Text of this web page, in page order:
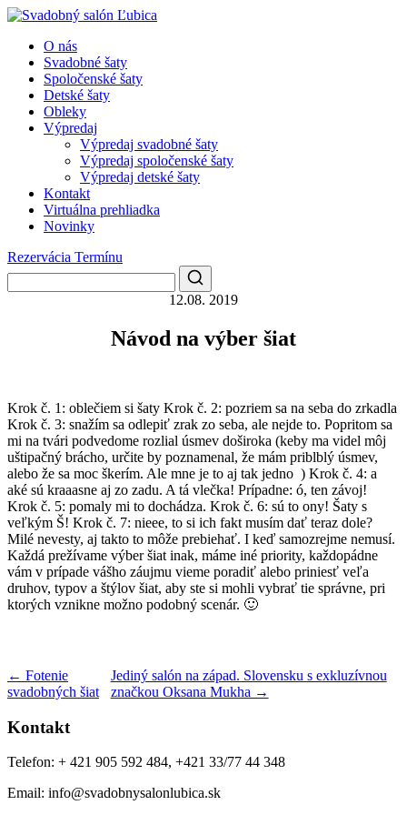
O nás
Svadobné šaty
Spoločenské šaty
Detské šaty
Obleky
Výpredaj
Výpredaj svadobné šaty
Výpredaj spoločenské šaty
Výpredaj detské šaty
Kontakt
Virtuálna prehliadka
Novinky
Rezervácia Termínu
12.08. 2019
Návod na výber šiat
Krok č. 1: oblečiem si šaty Krok č. 2: pozriem sa na seba do zrkadla
Krok č. 3: snažím sa odlepiť zrak zo seba, ale nejde to. Popritom sa
mi na tvári podvedome rozlial úsmev doširoka (keby ma videl môj
uštipačný brácho, určite by poznamenal, že mám priblblý úsmev,
alebo že sa moc škerím. Ale mne je to aj tak jedno ) Krok č. 4: a
aké sú kraaasne aj zo zadu. A tá vlečka! Prípadne: ó, ten závoj!
Krok č. 5: pomaly mi to dochádza. Krok č. 6: sú to ony! Šaty s
veľkým Š! Krok č. 7: nieee, to si ich fakt musím dať teraz dole?
Milé nevesty, aj takto to môže prebiehať. I keď samozrejme nemusí.
Každá prežívame výber šiat inak, máme iné priority, každopádne
vám v prípade vášho záujmu vieme poradiť alebo priniesť veľa
druhov, typov a štýlov šiat, aby ste si mohli vybrať tie správne, pri
ktorých vznikne možno podobný scenár. 🙂
← Fotenie
svadobných šiat
Jediný salón na západ. Slovensku s exkluzívnou
značkou Oksana Mukha →
Kontakt
Telefon: + 421 905 592 484, +421 33/77 44 348
Email: info@svadobnysalonlubica.sk